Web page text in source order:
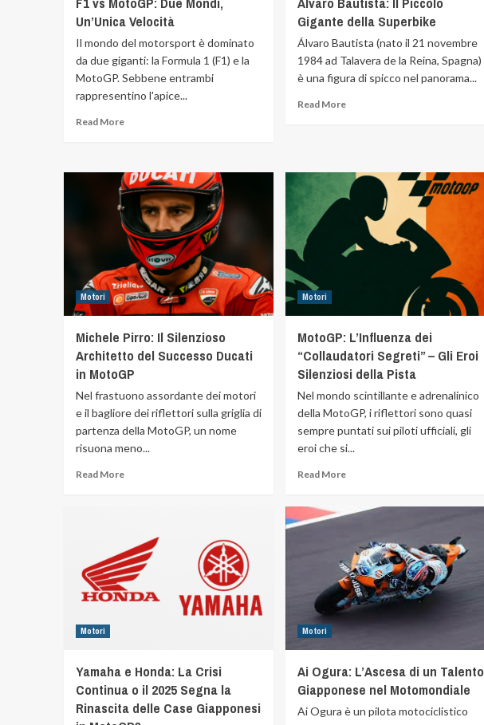
Un’Unica Velocità
Il mondo del motorsport è dominato
da due giganti: la Formula 1 (F1) e la
MotoGP. Sebbene entrambi
rappresentino l'apice...
Read More
Gigante della Superbike
Álvaro Bautista (nato il 21 novembre
1984 ad Talavera de la Reina, Spagna)
è una figura di spicco nel panorama...
Read More
Motori
Michele Pirro: Il Silenzioso
Architetto del Successo Ducati
in MotoGP
Nel frastuono assordante dei motori
e il bagliore dei riflettori sulla griglia di
partenza della MotoGP, un nome
risuona meno...
Read More
Motori
MotoGP: L’Influenza dei
“Collaudatori Segreti” – Gli Eroi
Silenziosi della Pista
Nel mondo scintillante e adrenalinico
della MotoGP, i riflettori sono quasi
sempre puntati sui piloti ufficiali, gli
eroi che si...
Read More
Motori
Yamaha e Honda: La Crisi
Continua o il 2025 Segna la
Rinascita delle Case Giapponesi
Motori
Ai Ogura: L’Ascesa di un Talento
Giapponese nel Motomondiale
Ai Ogura è un pilota motociclistico